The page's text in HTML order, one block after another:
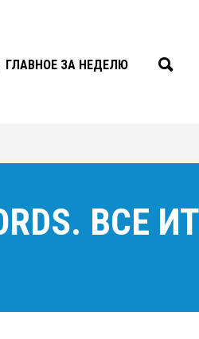
ГЛАВНОЕ ЗА НЕДЕЛЮ
ВСЕ